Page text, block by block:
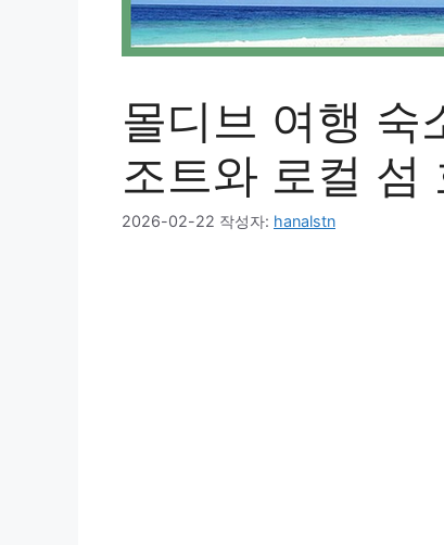
몰디브 여행 숙
조트와 로컬 섬
2026-02-22 작성자: hanalstn